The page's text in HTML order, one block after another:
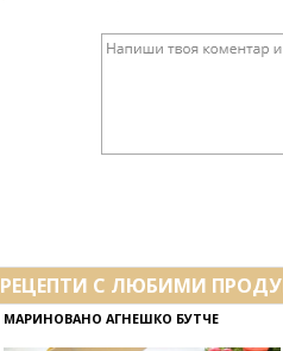
РЕЦЕПТИ С ЛЮБИМИ
МАРИНОВАНО АГНЕШКО БУТЧЕ